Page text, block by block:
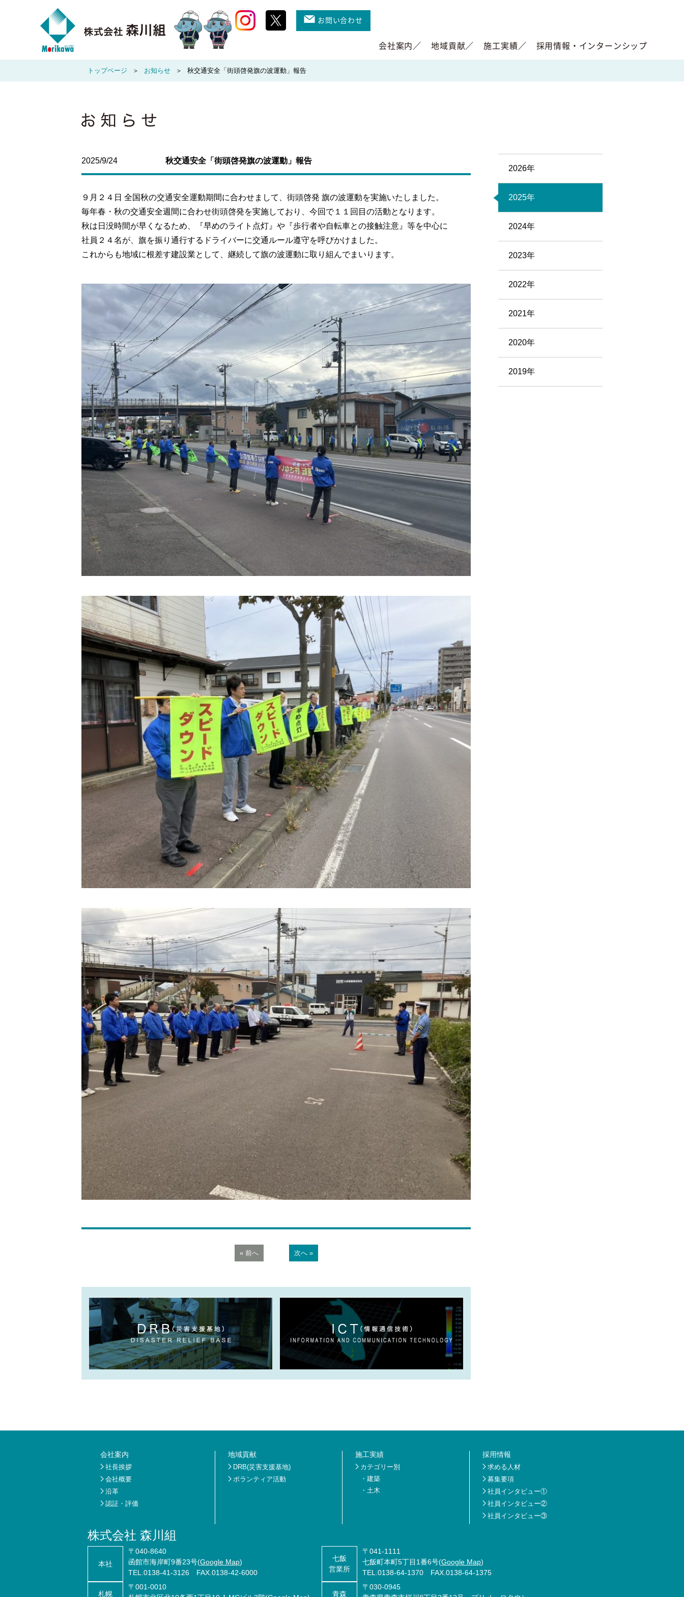
お問い合わせ
会社案内 地域貢献 施工実績 採用情報・インターンシップ
トップページ お知らせ 秋交通安全「街頭啓発旗の波運動」報告
2025/9/24 秋交通安全「街頭啓発旗の波運動」報告
９月２４日 全国秋の交通安全運動期間に合わせまして、街頭啓発 旗の波運動を実施いたしました。
毎年春・秋の交通安全週間に合わせ街頭啓発を実施しており、今回で１１回目の活動となります。
秋は日没時間が早くなるため、『早めのライト点灯』や『歩行者や自転車との接触注意』等を中心に
社員２４名が、旗を振り通行するドライバーに交通ルール遵守を呼びかけました。
これからも地域に根差す建設業として、継続して旗の波運動に取り組んでまいります。
« 前へ 次へ »
2026年
2025年
2024年
2023年
2022年
2021年
2020年
2019年
会社案内
社長挨拶
会社概要
沿革
認証・評価
地域貢献
DRB(災害支援基地)
ボランティア活動
施工実績
カテゴリー別
・ 建築
・ 土木
採用情報
求める人材
募集要項
社員インタビュー①
社員インタビュー②
社員インタビュー③
株式会社 森川組
本社
〒040-8640
函館市海岸町9番23号(Google Map)
TEL.0138-41-3126 FAX.0138-42-6000
札幌
〒001-0010
七飯
営業所
〒041-1111
七飯町本町5丁目1番6号(Google Map)
TEL.0138-64-1370 FAX.0138-64-1375
青森
〒030-0945